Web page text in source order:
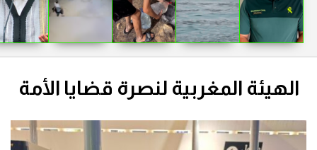
الهيئة المغربية لنصرة قضايا الأمة